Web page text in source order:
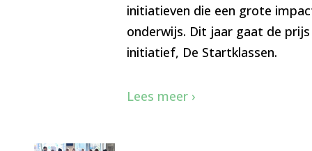
initiatieven die een grote
onderwijs. Dit jaar gaat de
initiatief, De Startklassen.
Lees meer ›